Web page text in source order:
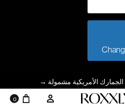
الأمريكية مشمولة →
حسابي0